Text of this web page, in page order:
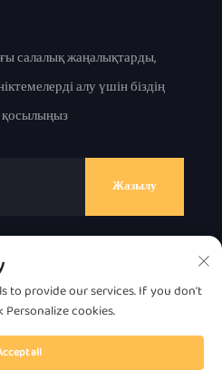
салалық жаңалықтарды,
алу үшін біздің
қосылыңыз
Жазылу
Technology Co., Ltd.
Жекелік саясат
to provide our services. If you don't
cookies.
all